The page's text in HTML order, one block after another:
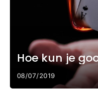
Hoe kun je
08/07/2019